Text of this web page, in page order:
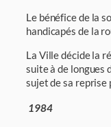
Le bénéfice de la
handicapés de la
La Ville décide la
suite à de longues
sujet de sa reprise
1984